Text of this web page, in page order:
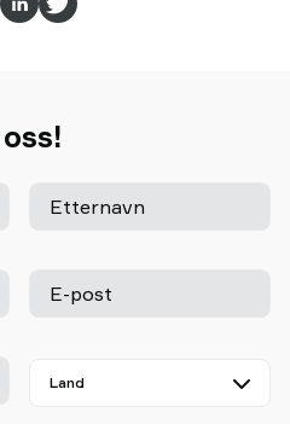
Etternavn
E-post